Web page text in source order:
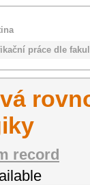
práce dle
record